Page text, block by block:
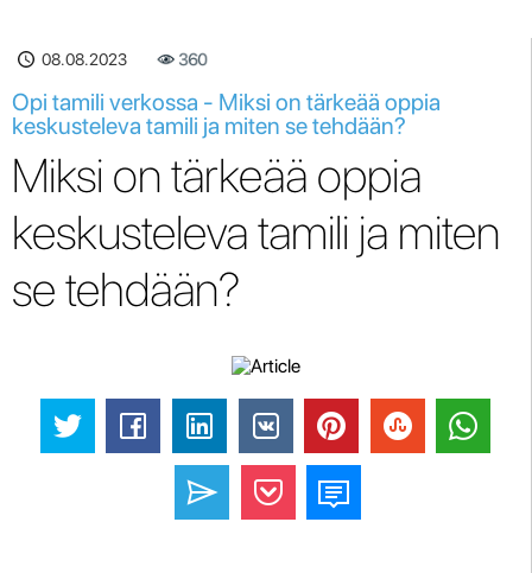
08.08.2023 360
Opi tamili verkossa - Miksi on tärkeää oppia
keskusteleva tamili ja miten se tehdään?
Miksi on tärkeää oppia
keskusteleva tamili ja miten
se tehdään?